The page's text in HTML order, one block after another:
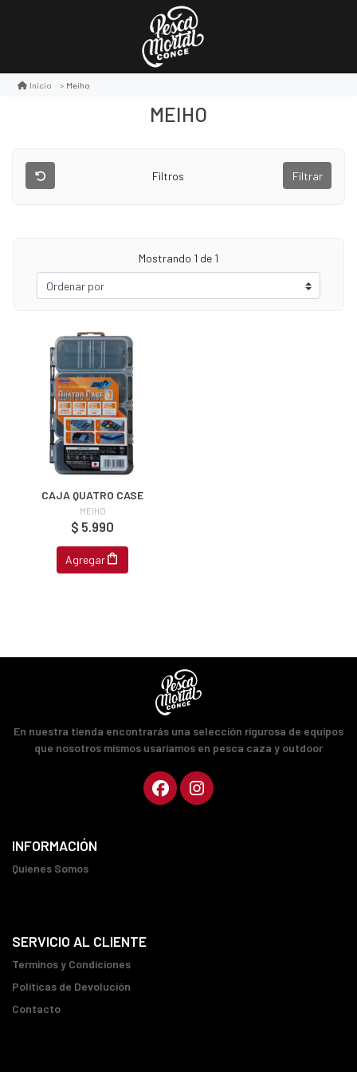
Inicio Meiho
MEIHO
Filtros Filtrar
Mostrando 1 de 1
CAJA QUATRO CASE
MEIHO
$ 5.990
Agregar
En nuestra tienda encontrarás una selección rigurosa de equipos
que nosotros mismos usaríamos en pesca caza y outdoor
INFORMACIÓN
Quienes Somos
SERVICIO AL CLIENTE
Terminos y Condiciones
Políticas de Devolución
Contacto